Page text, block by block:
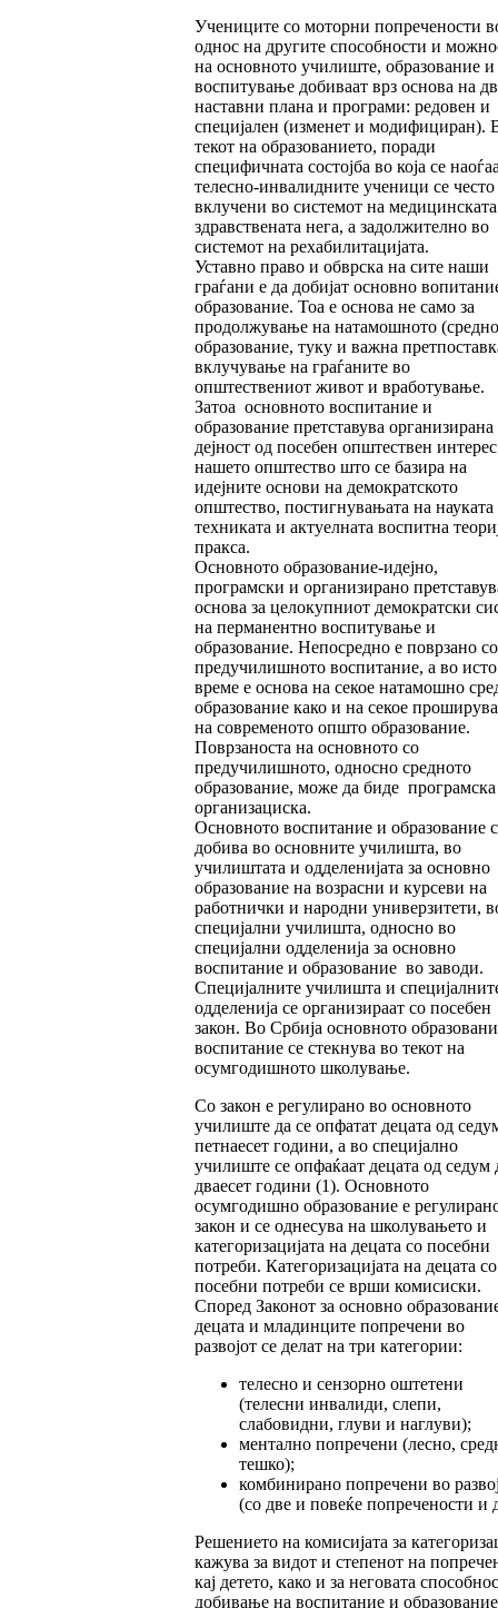
Учениците со моторни попречености
однос на другите способности и
на основното училиште, образование и
воспитување добиваат врз основа на
наставни плана и програми: редовен и
специјален (изменет и модифициран).
текот на образованието, поради
специфичната состојба во која се
телесно-инвалидните ученици се често
вклучени во системот на
здравствената нега, а задолжително во
системот на рехабилитацијата.
Уставно право и обврска на сите наши
граѓани е да добијат основно
образование. Тоа е основа не само за
продолжување на натамошното
образование, туку и важна
вклучување на граѓаните во
општествениот живот и вработување.
Затоа основното воспитание и
образование претставува организирана
дејност од посебен општествен интерес
нашето општество што се базира на
идејните основи на демократското
општество, постигнувањата на науката
техниката и актуелната воспитна
пракса.
Основното образование-идејно,
програмски и организирано
основа за целокупниот демократски
на перманентно воспитување и
образование. Непосредно е поврзано со
предучилишното воспитание, а во исто
време е основа на секое натамошно
образование како и на секое
на современото општо образование.
Поврзаноста на основното со
предучилишното, односно средното
образование, може да биде
организациска.
Основното воспитание и образование
добива во основните училишта, во
училиштата и одделенијата за основно
образование на возрасни и курсеви на
работнички и народни универзитети,
специјални училишта, односно во
специјални одделенија за основно
воспитание и образование во заводи.
Специјалните училишта и
одделенија се организираат со посебен
закон. Во Србија основното
воспитание се стекнува во текот на
осумгодишното школување.
Со закон е регулирано во основното
училиште да се опфатат децата од
петнаесет години, а во специјално
училиште се опфаќаат децата од седум
дваесет години (1). Основното
осумгодишно образование е
закон и се однесува на школувањето и
категоризацијата на децата со посебни
потреби. Категоризацијата на децата со
посебни потреби се врши комисиски.
Според Законот за основно
децата и младинците попречени во
развојот се делат на три категории:
телесно и сензорно оштетени
(телесни инвалиди, слепи,
слабовидни, глуви и наглуви);
ментално попречени (лесно,
тешко);
комбинирано попречени во
(со две и повеќе попречености и
Решението на комисијата за
кажува за видот и степенот на
кај детето, како и за неговата
добивање на воспитание и